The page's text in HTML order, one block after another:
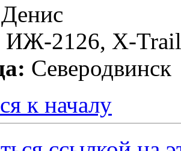
Денис
ИЖ-2126, X-
Северодвинск
к началу